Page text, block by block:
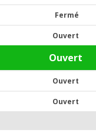
Fermé
Ouvert
Ouvert
Ouvert
Ouvert